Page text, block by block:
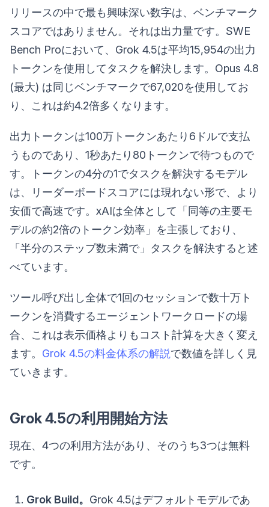
リリースの中で最も興味深い数字は、ベンチマーク
スコアではありません。それは出力量です。SWE
Bench Proにおいて、Grok 4.5は平均15,954の出力
トークンを使用してタスクを解決します。Opus 4.8
(最大) は同じベンチマークで67,020を使用してお
り、これは約4.2倍多くなります。
出力トークンは100万トークンあたり6ドルで支払
うものであり、1秒あたり80トークンで待つもので
す。トークンの4分の1でタスクを解決するモデル
は、リーダーボードスコアには現れない形で、より
安価で高速です。xAIは全体として「同等の主要モ
デルの約2倍のトークン効率」を主張しており、
「半分のステップ数未満で」タスクを解決すると述
べています。
ツール呼び出し全体で1回のセッションで数十万ト
ークンを消費するエージェントワークロードの場
合、これは表示価格よりもコスト計算を大きく変え
ます。 Grok 4.5の料金体系の解説で数値を詳しく見
ていきます。
Grok 4.5の利用開始方法
現在、4つの利用方法があり、そのうち3つは無料
です。
Grok Build。 Grok 4.5はデフォルトモデルであ